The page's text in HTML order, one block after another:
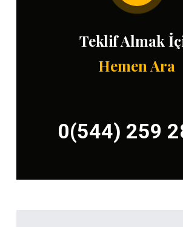
Teklif Almak
Hemen Ara
0(544) 259